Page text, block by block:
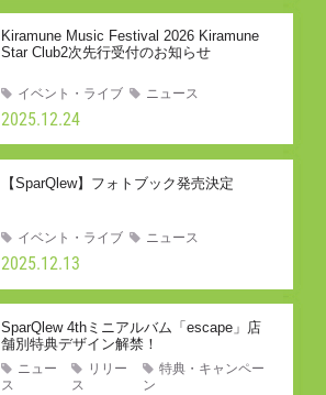
2025.12.24
Kiramune Music Festival 2026 Kiramune
Star Club2次先行受付のお知らせ
イベント・ライブ ニュース
2025.12.13
【SparQlew】フォトブック発売決定
イベント・ライブ ニュース
SparQlew 4thミニアルバム「escape」店
舗別特典デザイン解禁！
ニュー
ス
リリー
ス
特典・キャンペー
ン